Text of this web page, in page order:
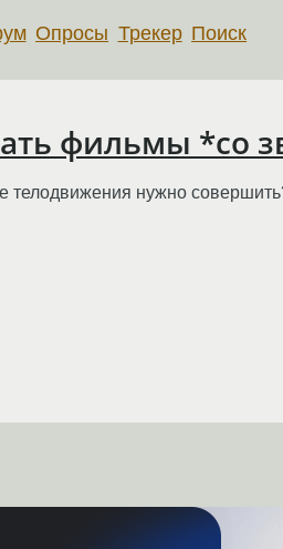
Опросы Трекер Поиск
фильмы *со
телодвижения нужно